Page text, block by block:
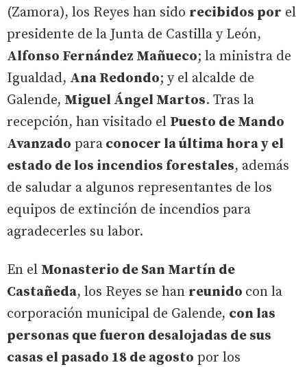
(Zamora), los Reyes han sido recibidos por el
presidente de la Junta de Castilla y León,
Alfonso Fernández Mañueco; la ministra de
Igualdad, Ana Redondo; y el alcalde de
Galende, Miguel Ángel Martos. Tras la
recepción, han visitado el Puesto de Mando
Avanzado para conocer la última hora y el
estado de los incendios forestales, además
de saludar a algunos representantes de los
equipos de extinción de incendios para
agradecerles su labor.
En el Monasterio de San Martín de
Castañeda, los Reyes se han reunido con la
corporación municipal de Galende, con las
personas que fueron desalojadas de sus
casas el pasado 18 de agosto por los